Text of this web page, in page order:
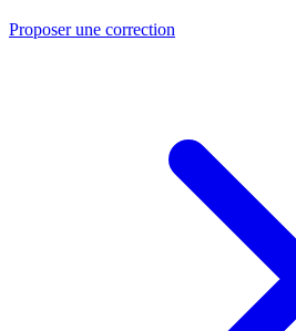
Proposer une correction